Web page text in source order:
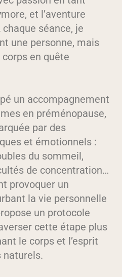
et l’aventure
séance, je
une personne, mais
en quête
un accompagnement
en préménopause,
par des
et émotionnels :
du sommeil,
de concentration…
provoquer un
la vie personnelle
un protocole
cette étape plus
le corps et l’esprit
naturels.